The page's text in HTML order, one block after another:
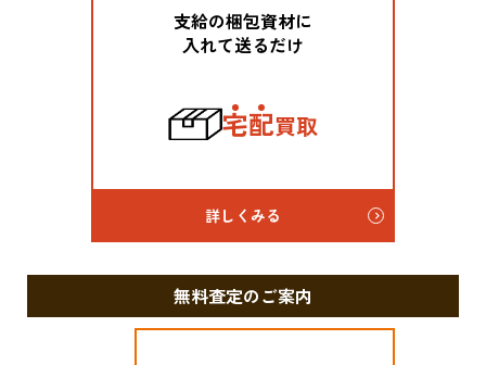
支給の梱包資材に
入れて送るだけ
宅配買取
詳しくみる
無料査定のご案内